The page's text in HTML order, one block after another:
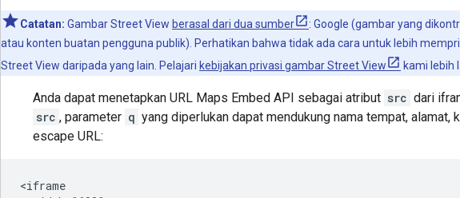
Catatan: Gambar Street View berasal dari dua sumber
: Google (gambar yang
atau konten buatan pengguna publik). Perhatikan bahwa tidak ada cara untuk lebih
Street View daripada yang lain. Pelajari kebijakan privasi gambar Street View kami lebih
Anda dapat menetapkan URL Maps Embed API sebagai atribut src dari
src , parameter q yang diperlukan dapat mendukung nama tempat, alamat,
escape URL:
<iframe